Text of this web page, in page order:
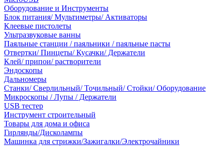
Оборудование и Инструменты
Блок питания/ Мультиметры/ Активаторы
Клеевые пистолеты
Ультразвуковые ванны
Паяльные станции / паяльники / паяльные пасты
Отвертки/ Пинцеты/ Кусачки/ Держатели
Клей/ припои/ растворители
Эндоскопы
Дальномеры
Станки/ Сверлильный/ Точильный/ Стойки/ Оборудование
Микроскопы / Лупы / Держатели
USB тестер
Инструмент строительный
Товары для дома и офиса
Гирлянды/Дисколампы
Машинка для стрижки/Зажигалки/Электрочайники